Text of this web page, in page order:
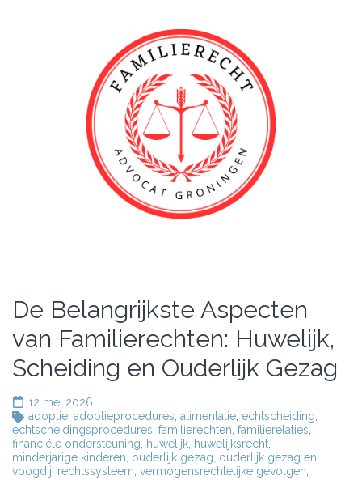
De Belangrijkste Aspecten
van Familierechten: Huwelijk,
Scheiding en Ouderlijk Gezag
12 mei 2026
adoptie, adoptieprocedures, alimentatie, echtscheiding,
echtscheidingsprocedures, familierechten, familierelaties,
financiële ondersteuning, huwelijk, huwelijksrecht,
minderjarige kinderen, ouderlijk gezag, ouderlijk gezag en
voogdij, rechtssysteem, vermogensrechtelijke gevolgen,